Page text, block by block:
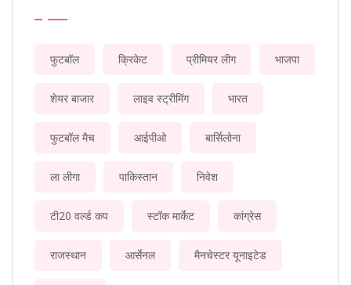
फुटबॉल क्रिकेट प्रीमियर लीग भाजपा
शेयर बाजार लाइव स्ट्रीमिंग भारत
फुटबॉल मैच आईपीओ बार्सिलोना
ला लीगा पाकिस्तान निवेश
टी20 वर्ल्ड कप स्टॉक मार्केट कांग्रेस
राजस्थान आर्सेनल मैनचेस्टर यूनाइटेड